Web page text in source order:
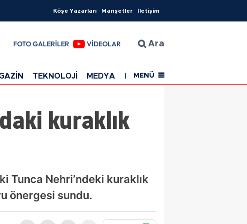
Köşe Yazarları Manşetler İletişim
FOTO GALERİLER VİDEOLAR Ara
TEKNOLOJİ MEDYA EĞİTİM SAĞLIK
MENÜ
kuraklık
Tunca Nehri’ndeki kuraklık
önergesi sundu.